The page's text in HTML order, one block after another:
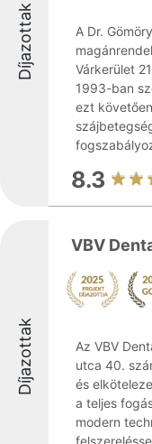
Díjazottak
A Dr.
Várkerület
1993-ban
ezt
8.3
Díjazottak
VBV
Az VBV
utca 40.
és
a teljes
modern